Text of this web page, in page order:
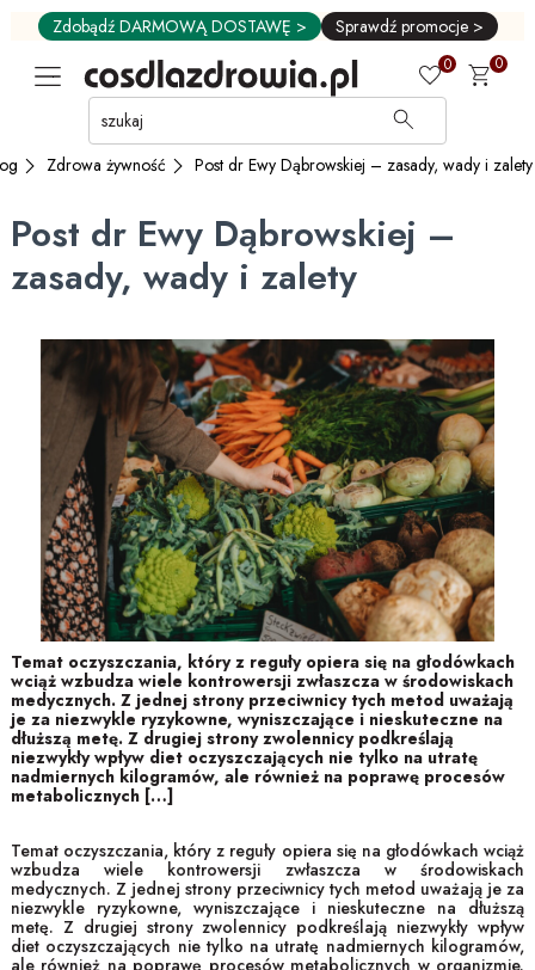
Przejdź
GŁÓWNEJ
ZAWARTOŚCI
MENU
UŻYTKOWNIKA
WYSZUKIWARKI
Zdobądź DARMOWĄ DOSTAWĘ > Sprawdź promocje >
0 0
Zdrowa żywność Post dr Ewy Dąbrowskiej – zasady, wady i zalety
Post dr Ewy Dąbrowskiej –
zasady, wady i zalety
Temat oczyszczania, który z reguły opiera się na głodówkach
wciąż wzbudza wiele kontrowersji zwłaszcza w środowiskach
medycznych. Z jednej strony przeciwnicy tych metod uważają
je za niezwykle ryzykowne, wyniszczające i nieskuteczne na
dłuższą metę. Z drugiej strony zwolennicy podkreślają
niezwykły wpływ diet oczyszczających nie tylko na utratę
nadmiernych kilogramów, ale również na poprawę procesów
metabolicznych […]
Temat oczyszczania, który z reguły opiera się na głodówkach wciąż
wzbudza wiele kontrowersji zwłaszcza w środowiskach
medycznych. Z jednej strony przeciwnicy tych metod uważają je za
niezwykle ryzykowne, wyniszczające i nieskuteczne na dłuższą
metę. Z drugiej strony zwolennicy podkreślają niezwykły wpływ
diet oczyszczających nie tylko na utratę nadmiernych kilogramów,